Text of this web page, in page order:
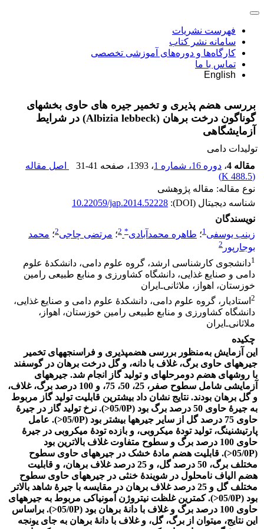
فهرست نشریات
سامانه نشر کتاب
کارگاه‌ها و دوره‌های آموزشی تخصصی
تماس با ما
English
بررسی هضم‏ پذیری و تخمیر جیره‏ های حاوی بخش‏های
گوناگون درخت برهان (Albizia lebbeck) در شرایط
آزمایشگاهی
تولیدات دامی
مقاله 4
، دوره 16، شماره 1 ، 1393 ، صفحه 31-41
اصل مقاله
(
488.5 K
)
نوع مقاله: مقاله پژوهشی
شناسه دیجیتال (DOI):
10.22059/jap.2014.52228
نویسندگان
زینب یوسفی1؛ طاهره محمدآبادی*
2؛ مرتضی چاجی2؛ محمد
بوجارپور 2
1دانشجوی کارشناسی ارشد، گروه علوم دامی، دانشکدۀ علوم
دامی و صنایع غذایی، دانشگاه کشاورزی و منابع طبیعی رامین
خوزستان، اهواز، ملاثانی‌ـ‌ایران
2 استادیار، گروه علوم دامی، دانشکدۀ علوم دامی و صنایع غذایی،
دانشگاه کشاورزی و منابع طبیعی رامین خوزستان، اهواز،
ملاثانی‌ـ‌ایران
چکیده
این آزمایش به‌منظور بررسی هضم‏پذیری و فراسنجه‏های تخمیر
جیره‏های حاوی برگ، غلاف با دانه، و گل درخت برهان در گوسفند
با روش‏های هضم دومرحله‏ای و تولید گاز انجام شد. جیره‏های
آزمایشی شامل سطوح صفر، 25، 50، 75، و 100 درصد برگ، غلاف،
و گل برهان بودند. نتایج نشان داد بیشترین قابلیت تولید گاز مربوط
به جیرۀ حاوی 50 درصد برگ بود (05/0P<). نرخ تولید گاز در جیرۀ
حاوی 75 درصد گل از سایر جیره‏ها بیشتر بود (05/0P<). عامل
پارتیشنینگ، تولید تودۀ میکروبی، و بازده تودۀ میکروبی در جیرۀ
حاوی 100 درصد برگ و سطوح متفاوت غلاف بالاترین بود
(05/0P<). قابلیت هضم مادۀ خشک در جیره‏های حاوی سطوح
مختلف برگ، 50 درصد گل، و 25 درصد غلاف برهان، و قابلیت
هضم الیاف نامحلول در شویندۀ خنثی در جیره‏های حاوی سطوح
مختلف گل و 25 درصد غلاف برهان در مقایسه با جیرۀ شاهد بالاتر
بود (05/0P<). کمترین غلظت نیتروژن آمونیاکی مربوط به جیره‏های
حاوی 100 درصد برگ و غلاف با دانۀ برهان بود (05/0P<). براساس
این نتایج، می‏توان از برگ، گل، و غلاف با دانۀ برهان به جای یونجه